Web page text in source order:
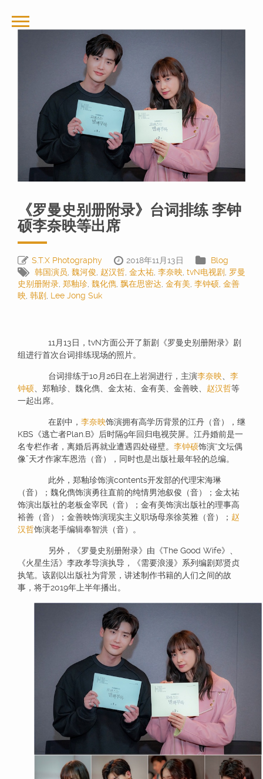
《罗曼史别册附录》台词排练 李钟
硕李奈映等出席
S.T.X Photography 2018年11月13日
Blog
韩国演员 魏河俊 赵汉哲 金太祐 李奈映 tvN电视剧
罗曼
史别册附录 郑釉珍 魏化儁 飘在思密达 金有美 李钟硕 金善
映 韩剧 Lee Jong Suk
11月13日，tvN方面公开了新剧《罗曼史别册附录》剧
组进行首次台词排练现场的照片。
台词排练于10月26日在上岩洞进行，主演李奈映
李
钟硕 、郑釉珍、魏化儁、金太祐、金有美、金善映、 赵汉哲等
一起出席。
在剧中， 李奈映饰演拥有高学历背景的江丹（音），继
KBS《逃亡者Plan.B》后时隔9年回归电视荧屏。江丹婚前是一
名专栏作者，离婚后再就业遭遇四处碰壁。 李钟硕饰演“文坛偶
像”天才作家车恩浩（音），同时也是出版社最年轻的总编。
此外，郑釉珍饰演contents开发部的代理宋海琳
（音）；魏化儁饰演勇往直前的纯情男池叙俊（音）；金太祐
饰演出版社的老板金宰民（音）；金有美饰演出版社的理事高
裕善（音）；金善映饰演现实主义职场母亲徐英雅（音）； 赵
汉哲饰演老手编辑奉智洪（音）。
另外，《罗曼史别册附录》由《The Good Wife》、
《火星生活》李政孝导演执导，《需要浪漫》系列编剧郑贤贞
执笔。该剧以出版社为背景，讲述制作书籍的人们之间的故
事，将于2019年上半年播出。